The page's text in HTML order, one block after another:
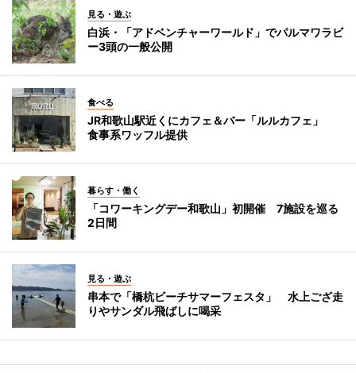
見る・遊ぶ
白浜・「アドベンチャーワールド」でパルマワラビ
ー3頭の一般公開
食べる
JR和歌山駅近くにカフェ＆バー「ルルカフェ」
食事系ワッフル提供
暮らす・働く
「コワーキングデー和歌山」初開催 7施設を巡る
2日間
見る・遊ぶ
串本で「橋杭ビーチサマーフェスタ」 水上ござ走
りやサンダル飛ばしに喝采